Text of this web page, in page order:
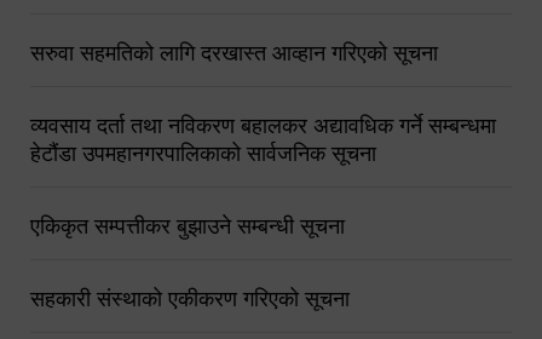
सरुवा सहमतिको लागि दरखास्त आव्हान गरिएको सूचना
व्यवसाय दर्ता तथा नविकरण बहालकर अद्यावधिक गर्ने सम्बन्धमा
हेटौंडा उपमहानगरपालिकाको सार्वजनिक सूचना
एकिकृत सम्पत्तीकर बुझाउने सम्बन्धी सूचना
सहकारी संस्थाको एकीकरण गरिएको सूचना